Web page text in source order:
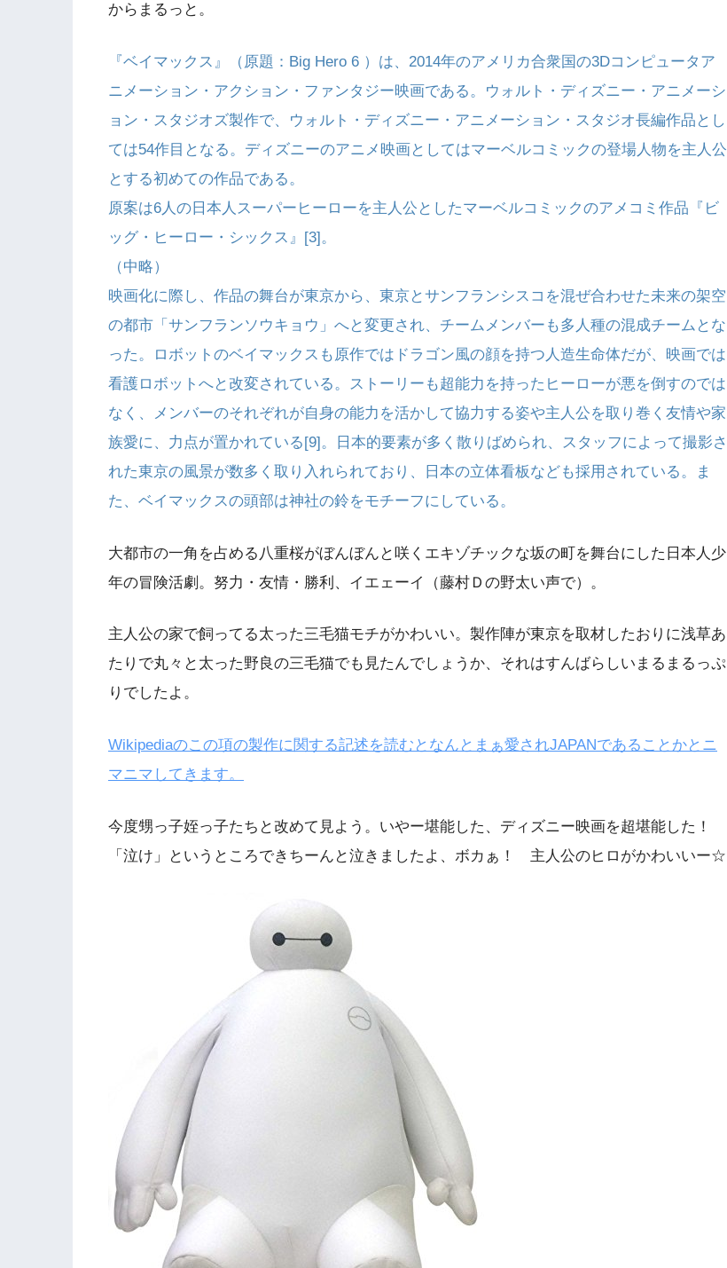
からまるっと。
『ベイマックス』（原題：Big Hero 6 ）は、2014年のアメリカ合衆国の3Dコンピュータア
ニメーション・アクション・ファンタジー映画である。ウォルト・ディズニー・アニメーシ
ョン・スタジオズ製作で、ウォルト・ディズニー・アニメーション・スタジオ長編作品とし
ては54作目となる。ディズニーのアニメ映画としてはマーベルコミックの登場人物を主人公
とする初めての作品である。
原案は6人の日本人スーパーヒーローを主人公としたマーベルコミックのアメコミ作品『ビ
ッグ・ヒーロー・シックス』[3]。
（中略）
映画化に際し、作品の舞台が東京から、東京とサンフランシスコを混ぜ合わせた未来の架空
の都市「サンフランソウキョウ」へと変更され、チームメンバーも多人種の混成チームとな
った。ロボットのベイマックスも原作ではドラゴン風の顔を持つ人造生命体だが、映画では
看護ロボットへと改変されている。ストーリーも超能力を持ったヒーローが悪を倒すのでは
なく、メンバーのそれぞれが自身の能力を活かして協力する姿や主人公を取り巻く友情や家
族愛に、力点が置かれている[9]。日本的要素が多く散りばめられ、スタッフによって撮影さ
れた東京の風景が数多く取り入れられており、日本の立体看板なども採用されている。ま
た、ベイマックスの頭部は神社の鈴をモチーフにしている。
大都市の一角を占める八重桜がぼんぼんと咲くエキゾチックな坂の町を舞台にした日本人少
年の冒険活劇。努力・友情・勝利、イエェーイ（藤村Ｄの野太い声で）。
主人公の家で飼ってる太った三毛猫モチがかわいい。製作陣が東京を取材したおりに浅草あ
たりで丸々と太った野良の三毛猫でも見たんでしょうか、それはすんばらしいまるまるっぷ
りでしたよ。
Wikipediaのこの項の製作に関する記述を読むとなんとまぁ愛されJAPANであることかとニ
マニマしてきます。
今度甥っ子姪っ子たちと改めて見よう。いやー堪能した、ディズニー映画を超堪能した！
「泣け」というところできちーんと泣きましたよ、ボカぁ！ 主人公のヒロがかわいいー☆